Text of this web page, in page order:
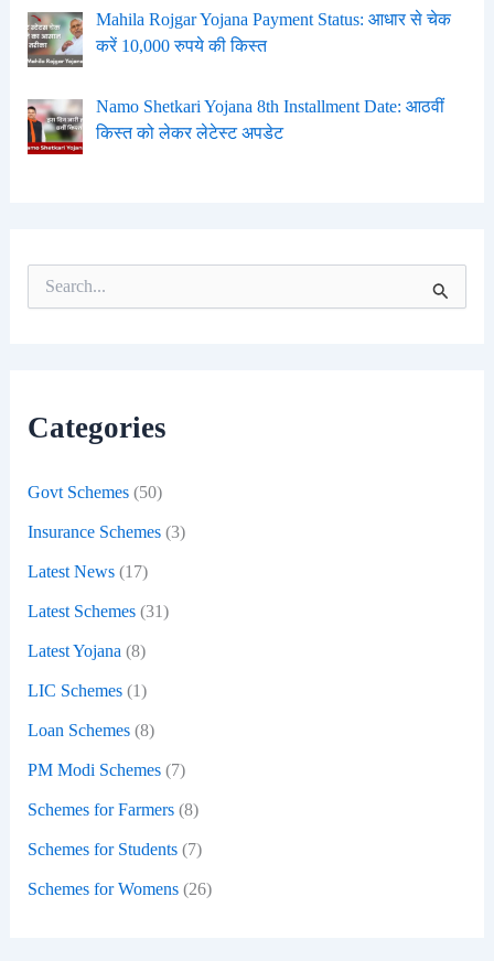
Mahila Rojgar Yojana Payment Status: आधार से चेक
करें 10,000 रुपये की किस्त
Namo Shetkari Yojana 8th Installment Date: आठवीं
किस्त को लेकर लेटेस्ट अपडेट
o
Categories
Govt Schemes(50)
Insurance Schemes(3)
Latest News(17)
Latest Schemes(31)
Latest Yojana (8)
LIC Schemes(1)
Loan Schemes(8)
PM Modi Schemes(7)
Schemes for Farmers(8)
Schemes for Students(7)
Schemes for Womens(26)